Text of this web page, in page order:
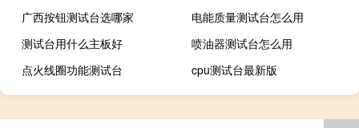
广西按钮测试台选哪家
电能质量测试台怎么用
测试台用什么主板好
喷油器测试台怎么用
点火线圈功能测试台
cpu测试台最新版